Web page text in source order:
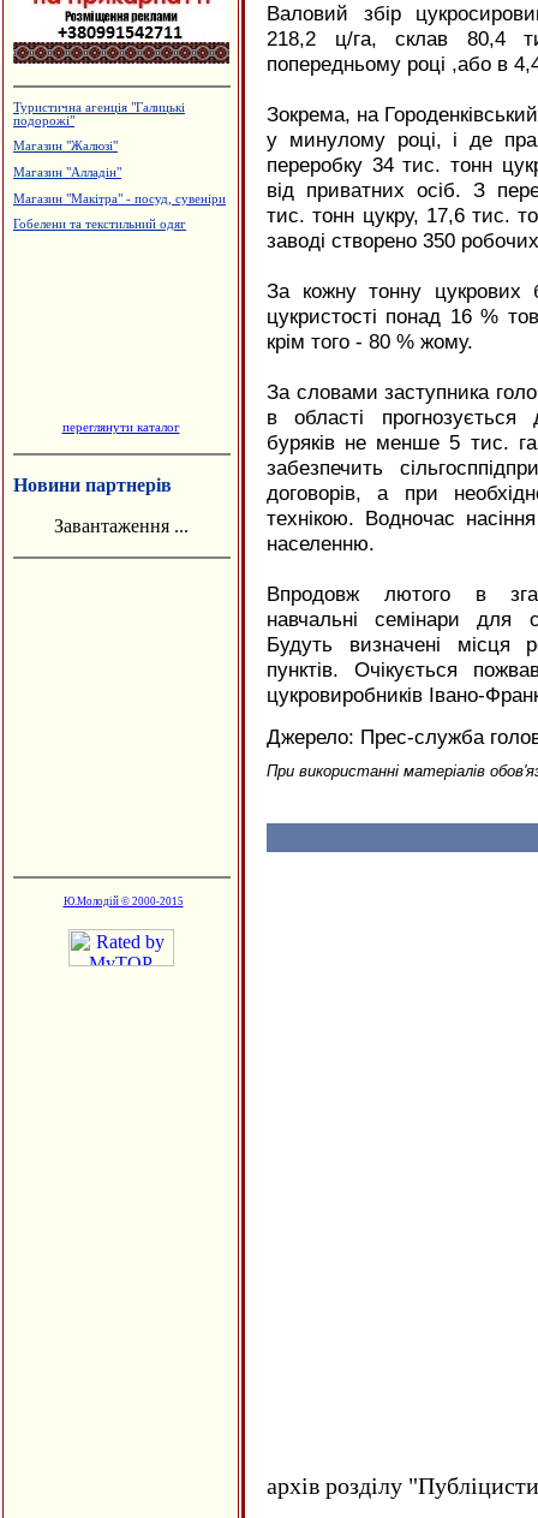
Лікувально-діагностичний центр
"Поліфарм"
Архітектурне проектування.
"Беркут"
Утеплення та оздоблення будинків.
переглянути каталог
Новини партнерів
Завантаження ...
Ю.Молодій © 2000-2015
Валовий збір
218,2 ц/га, склав 80,4
попередньому році ,або в
Зокрема, на
у минулому році, і де
переробку 34 тис. тонн
від приватних осіб. З
тис. тонн цукру, 17,6 тис.
заводі створено 350
За кожну тонну цукрових
цукристості понад 16 %
крім того - 80 % жому.
За словами заступника
в області прогнозується
буряків не менше 5 тис.
забезпечить
договорів, а при
технікою. Водночас
населенню.
Впродовж лютого в
навчальні семінари для
Будуть визначені місця
пунктів. Очікується
цукровиробників Івано-
Джерело: Прес-служба
При використанні матеріалів
архів розділу